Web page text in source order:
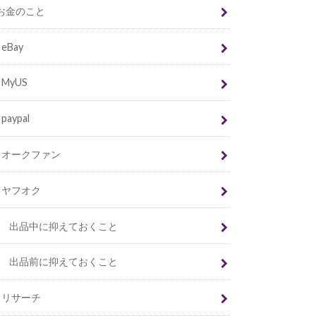
金のこと
eBay
MyUS
paypal
オークファン
ヤフオク
出品中に抑えておくこと
出品前に抑えておくこと
リサーチ